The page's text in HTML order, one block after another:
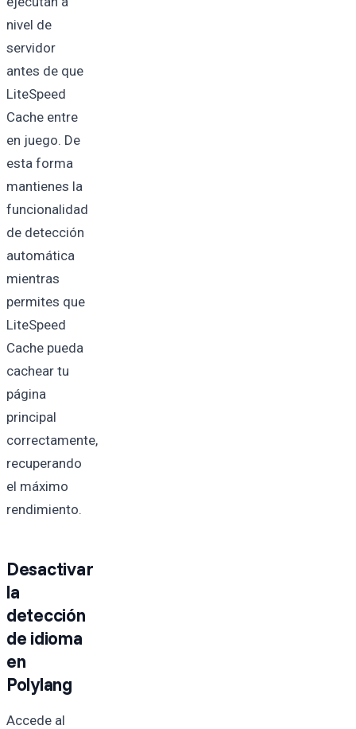
nivel de
servidor
antes de que
LiteSpeed
Cache entre
en juego. De
esta forma
mantienes la
funcionalidad
de detección
automática
mientras
permites que
LiteSpeed
Cache pueda
cachear tu
página
principal
correctamente,
recuperando
el máximo
rendimiento.
Desactivar
la
detección
de idioma
en
Polylang
Accede al